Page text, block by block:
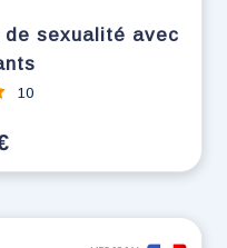
sexualité avec
10